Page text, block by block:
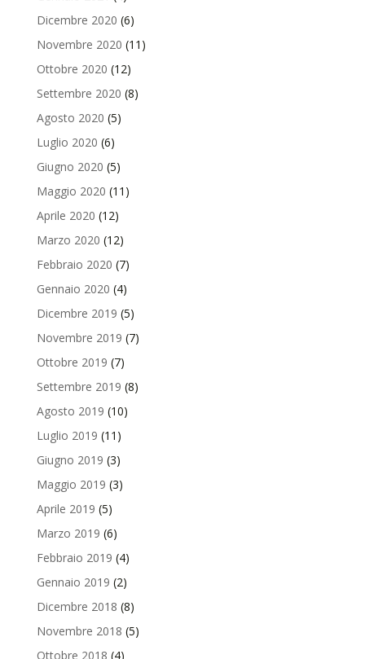
Dicembre 2020 (6)
Novembre 2020 (11)
Ottobre 2020 (12)
Settembre 2020 (8)
Agosto 2020 (5)
Luglio 2020 (6)
Giugno 2020 (5)
Maggio 2020 (11)
Aprile 2020 (12)
Marzo 2020 (12)
Febbraio 2020 (7)
Gennaio 2020 (4)
Dicembre 2019 (5)
Novembre 2019 (7)
Ottobre 2019 (7)
Settembre 2019 (8)
Agosto 2019 (10)
Luglio 2019 (11)
Giugno 2019 (3)
Maggio 2019 (3)
Aprile 2019 (5)
Marzo 2019 (6)
Febbraio 2019 (4)
Gennaio 2019 (2)
Dicembre 2018 (8)
Novembre 2018 (5)
Ottobre 2018 (4)